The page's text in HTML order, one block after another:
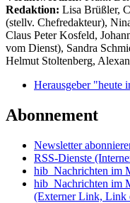
Redaktion: Lisa Brüßler,
(stellv. Chefredakteur),
Claus Peter Kosfeld,
vom Dienst), Sandra
Helmut Stoltenberg,
Herausgeber "heute
Abonnement
Newsletter
RSS-Dienste
hib_Nachrichten im
hib_Nachrichten im
(Externer Link, Link